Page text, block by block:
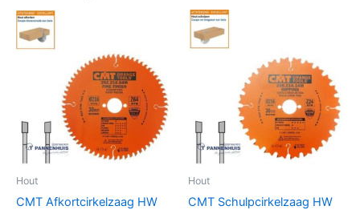
Hout
CMT Afkortcirkelzaag HW
Hout
CMT Schulpcirkelzaag HW